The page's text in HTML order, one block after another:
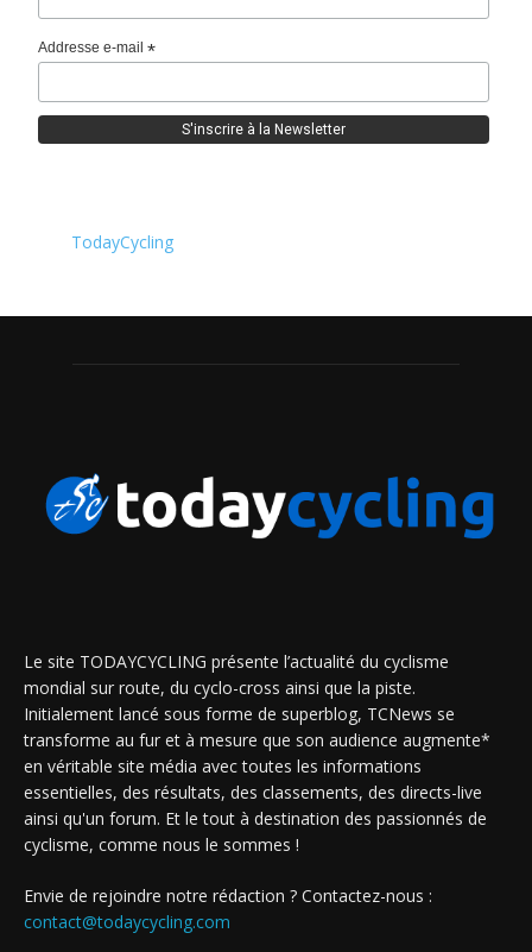
Addresse e-mail*
TodayCycling
Le site TODAYCYCLING présente l’actualité du cyclisme
mondial sur route, du cyclo-cross ainsi que la piste.
Initialement lancé sous forme de superblog, TCNews se
transforme au fur et à mesure que son audience augmente*
en véritable site média avec toutes les informations
essentielles, des résultats, des classements, des directs-live
ainsi qu'un forum. Et le tout à destination des passionnés de
cyclisme, comme nous le sommes !
Envie de rejoindre notre rédaction ? Contactez-nous :
contact@todaycycling.com